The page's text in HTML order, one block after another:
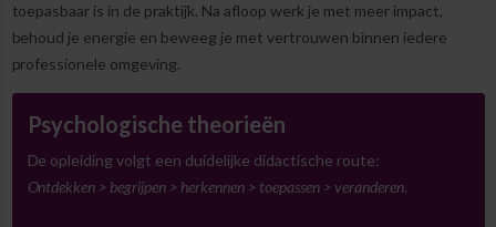
toepasbaar is in de praktijk. Na afloop werk je met meer impact,
behoud je energie en beweeg je met vertrouwen binnen iedere
professionele omgeving.
Psychologische theorieën
De opleiding volgt een duidelijke didactische route:
Ontdekken > begrijpen > herkennen > toepassen > veranderen.